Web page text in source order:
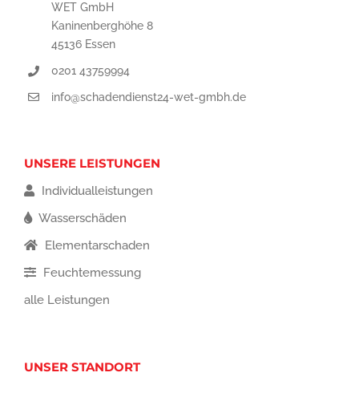
WET GmbH
Kaninenberghöhe 8
45136 Essen
0201 43759994
info@schadendienst24-wet-gmbh.de
UNSERE LEISTUNGEN
Individualleistungen
Wasserschäden
Elementarschaden
Feuchtemessung
alle Leistungen
UNSER STANDORT